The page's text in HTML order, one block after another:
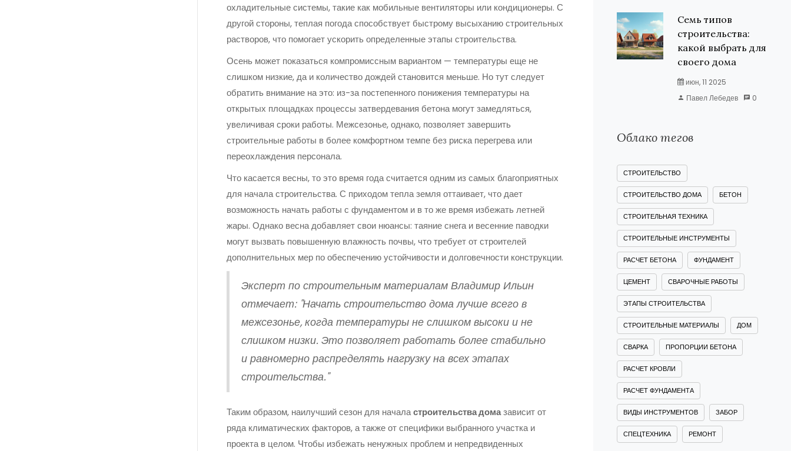
охладительные системы, такие как мобильные вентиляторы или кондиционеры. С
другой стороны, теплая погода способствует быстрому высыханию строительных
растворов, что помогает ускорить определенные этапы строительства.
Осень может показаться компромиссным вариантом — температуры еще не
слишком низкие, да и количество дождей становится меньше. Но тут следует
обратить внимание на это: из-за постепенного понижения температуры на
открытых площадках процессы затвердевания бетона могут замедляться,
увеличивая сроки работы. Межсезонье, однако, позволяет завершить
строительные работы в более комфортном темпе без риска перегрева или
переохлаждения персонала.
Что касается весны, то это время года считается одним из самых благоприятных
для начала строительства. С приходом тепла земля оттаивает, что дает
возможность начать работы с фундаментом и в то же время избежать летней
жары. Однако весна добавляет свои нюансы: таяние снега и весенние паводки
могут вызвать повышенную влажность почвы, что требует от строителей
дополнительных мер по обеспечению устойчивости и долговечности конструкции.
Эксперт по строительным материалам Владимир Ильин
отмечает: "Начать строительство дома лучше всего в
межсезонье, когда температуры не слишком высоки и не
слишком низки. Это позволяет работать более стабильно
и равномерно распределять нагрузку на всех этапах
строительства."
Таким образом, наилучший сезон для началастроительства домазависит от
ряда климатических факторов, а также от специфики выбранного участка и
проекта в целом. Чтобы избежать ненужных проблем и непредвиденных
Семь типов
строительства:
какой выбрать для
своего дома
июн, 11 2025
Павел Лебедев
0
Облако тегов
СТРОИТЕЛЬСТВО
СТРОИТЕЛЬСТВО ДОМА БЕТОН
СТРОИТЕЛЬНАЯ ТЕХНИКА
СТРОИТЕЛЬНЫЕ ИНСТРУМЕНТЫ
РАСЧЕТ БЕТОНА ФУНДАМЕНТ
ЦЕМЕНТ СВАРОЧНЫЕ РАБОТЫ
ЭТАПЫ СТРОИТЕЛЬСТВА
СТРОИТЕЛЬНЫЕ МАТЕРИАЛЫ ДОМ
СВАРКА ПРОПОРЦИИ БЕТОНА
РАСЧЕТ КРОВЛИ
РАСЧЕТ ФУНДАМЕНТА
ВИДЫ ИНСТРУМЕНТОВ ЗАБОР
СПЕЦТЕХНИКА РЕМОНТ